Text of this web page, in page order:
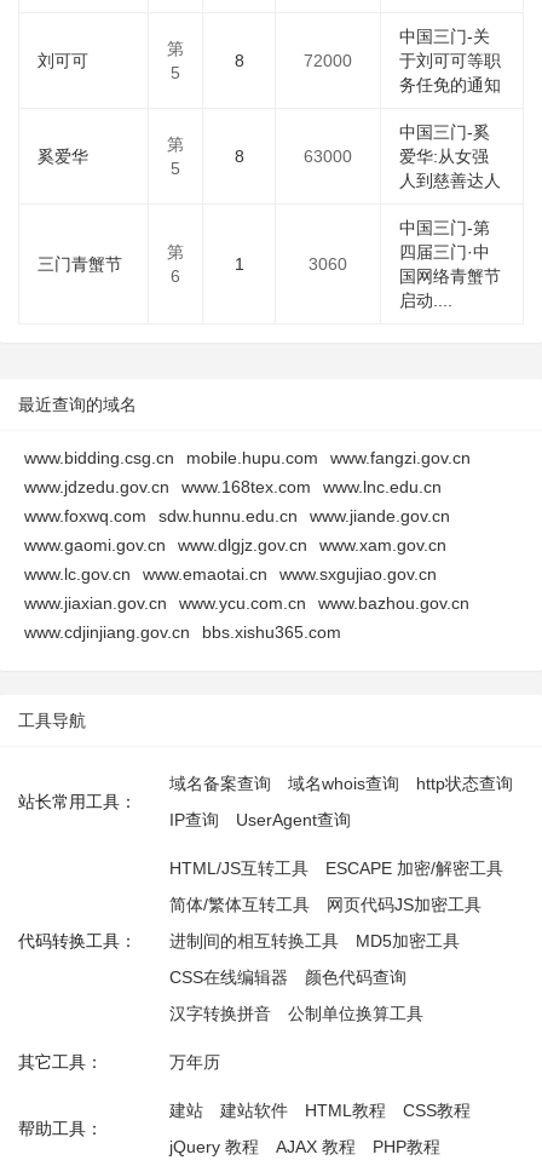
刘可可
第
5
8 72000
中国三门-关
于刘可可等职
务任免的通知
奚爱华
第
5
8 63000
中国三门-奚
爱华:从女强
人到慈善达人
三门青蟹节
第
6
1 3060
中国三门-第
四届三门·中
国网络青蟹节
启动....
最近查询的域名
www.bidding.csg.cn mobile.hupu.com
www.fangzi.gov.cn
www.jdzedu.gov.cn
www.168tex.com
www.lnc.edu.cn
www.foxwq.com
sdw.hunnu.edu.cn
www.jiande.gov.cn
www.gaomi.gov.cn
www.dlgjz.gov.cn
www.xam.gov.cn
www.lc.gov.cn
www.emaotai.cn
www.sxgujiao.gov.cn
www.jiaxian.gov.cn
www.ycu.com.cn
www.bazhou.gov.cn
www.cdjinjiang.gov.cn
bbs.xishu365.com
工具导航
站长常用工具：
域名备案查询 域名whois查询
http状态查询
IP查询
UserAgent查询
代码转换工具：
HTML/JS互转工具
ESCAPE 加密/解密工具
简体/繁体互转工具
网页代码JS加密工具
进制间的相互转换工具
MD5加密工具
CSS在线编辑器
颜色代码查询
汉字转换拼音
公制单位换算工具
其它工具： 万年历
帮助工具：
建站 建站软件 HTML教程
CSS教程
jQuery 教程
AJAX 教程 PHP教程